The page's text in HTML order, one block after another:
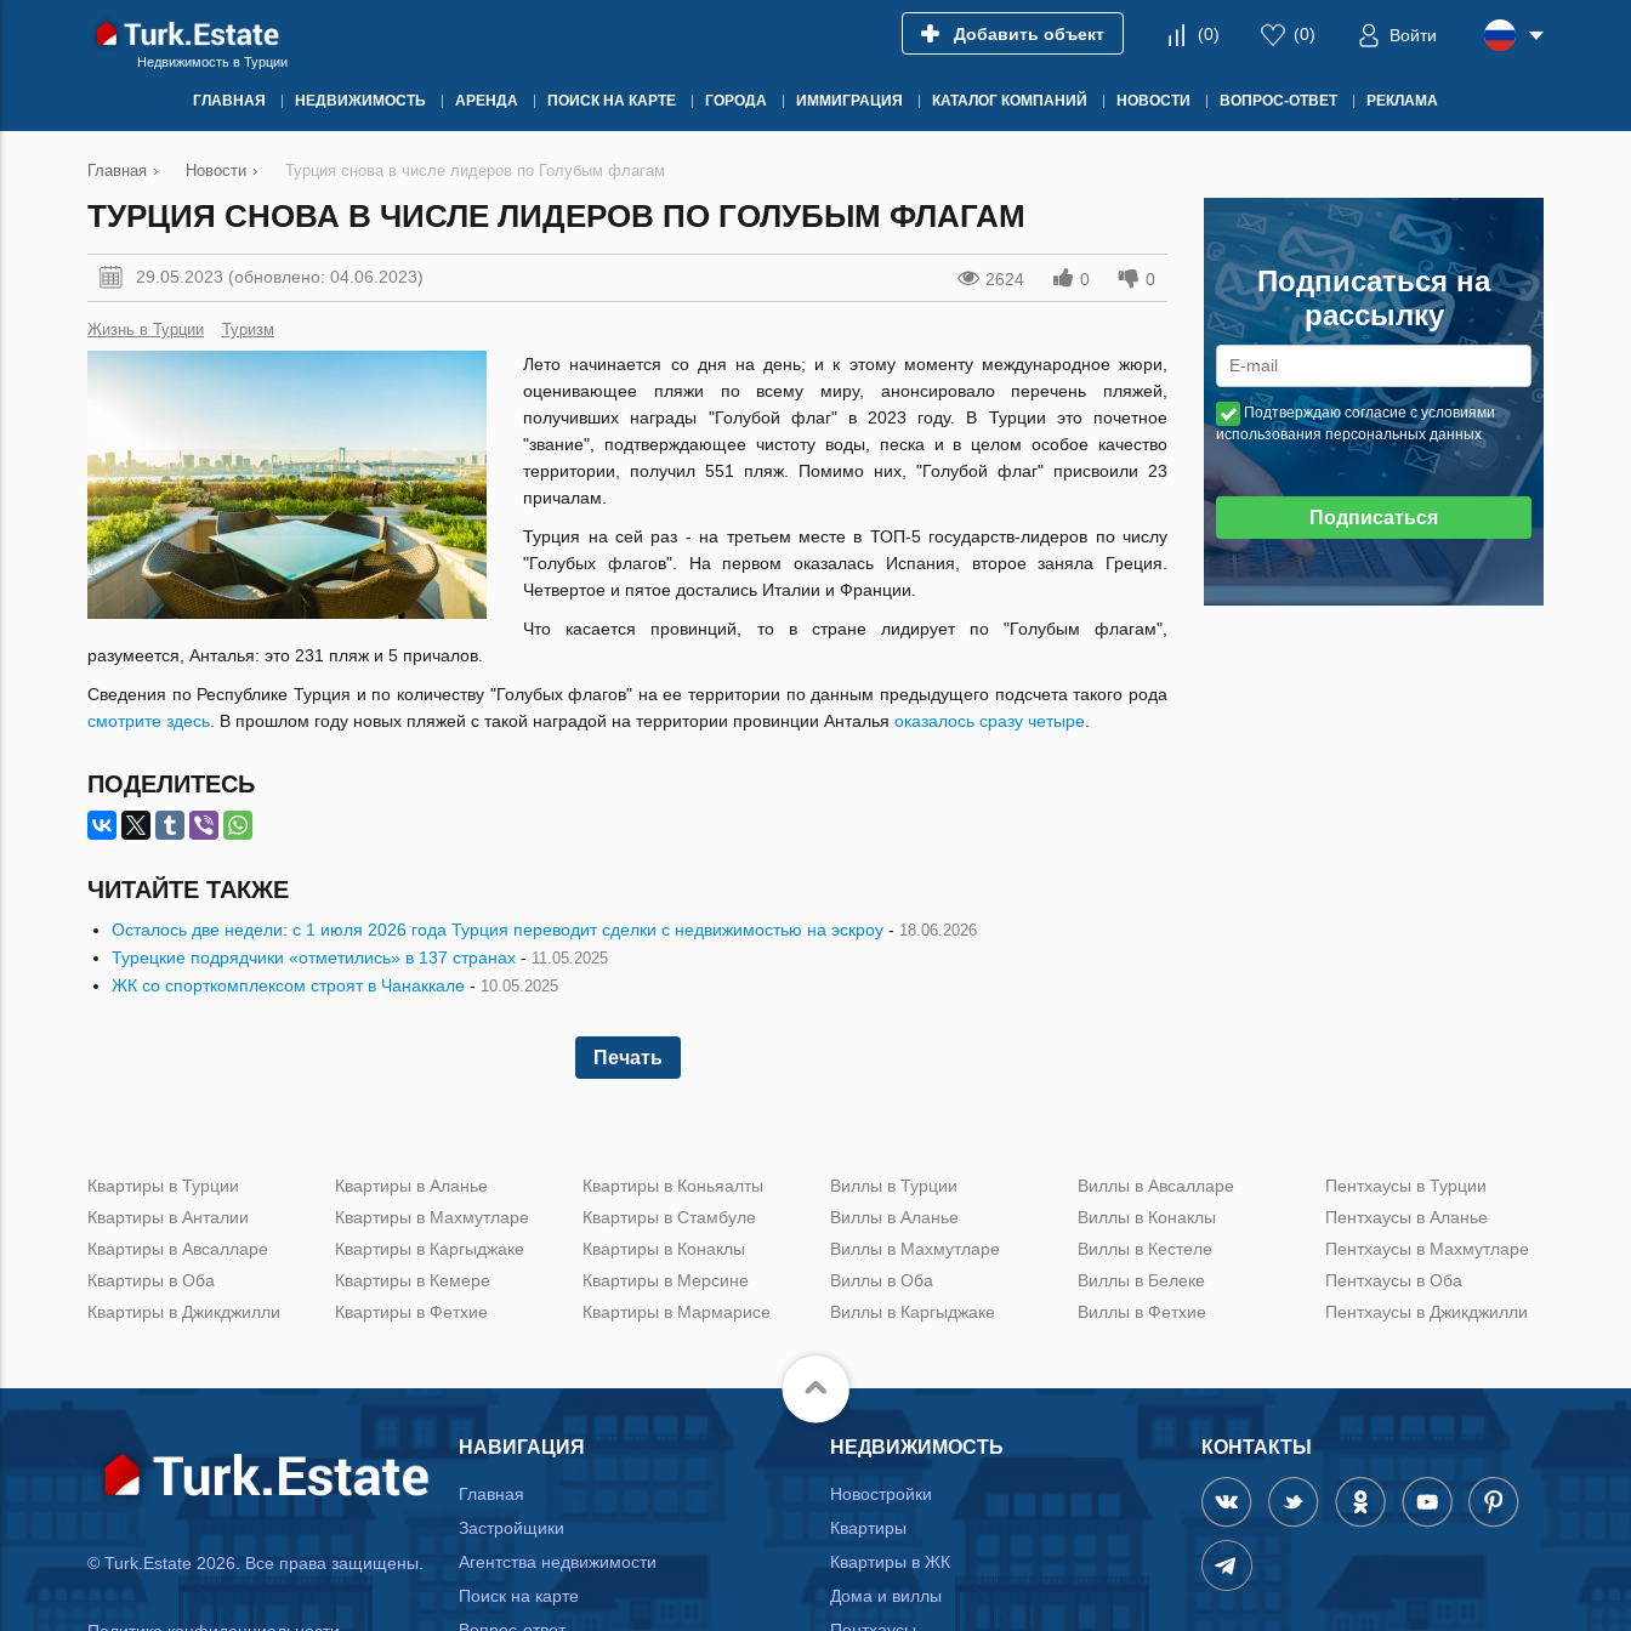
Недвижимость в Турции
Добавить объект (0) (0) Войти
ГЛАВНАЯ НЕДВИЖИМОСТЬ АРЕНДА ПОИСК НА КАРТЕ ГОРОДА ИММИГРАЦИЯ КАТАЛОГ КОМПАНИЙ НОВОСТИ ВОПРОС-ОТВЕТ РЕКЛАМА
Главная › Новости › Турция снова в числе лидеров по Голубым флагам
ТУРЦИЯ СНОВА В ЧИСЛЕ ЛИДЕРОВ ПО ГОЛУБЫМ ФЛАГАМ
29.05.2023 (обновлено: 04.06.2023) 2624 0 0
Жизнь в Турции Туризм
Лето начинается со дня на день; и к этому моменту международное жюри,
оценивающее пляжи по всему миру, анонсировало перечень пляжей,
получивших награды "Голубой флаг" в 2023 году. В Турции это почетное
"звание", подтверждающее чистоту воды, песка и в целом особое качество
территории, получил 551 пляж. Помимо них, "Голубой флаг" присвоили 23
причалам.
Турция на сей раз - на третьем месте в ТОП-5 государств-лидеров по числу
"Голубых флагов". На первом оказалась Испания, второе заняла Греция.
Четвертое и пятое достались Италии и Франции.
Что касается провинций, то в стране лидирует по "Голубым флагам",
разумеется, Анталья: это 231 пляж и 5 причалов.
Сведения по Республике Турция и по количеству "Голубых флагов" на ее территории по данным предыдущего подсчета такого рода
смотрите здесь . В прошлом году новых пляжей с такой наградой на территории провинции Анталья оказалось сразу четыре
ПОДЕЛИТЕСЬ
ЧИТАЙТЕ ТАКЖЕ
Осталось две недели: с 1 июля 2026 года Турция переводит сделки с недвижимостью на эскроу - 18.06.2026
Турецкие подрядчики «отметились» в 137 странах - 11.05.2025
ЖК со спорткомплексом строят в Чанаккале - 10.05.2025
Печать
Подписаться на
рассылку
Подтверждаю согласие с условиями
использования персональных данных
Подписаться
Квартиры в Турции
Квартиры в Анталии
Квартиры в Авсалларе
Квартиры в Оба
Квартиры в Джикджилли
Квартиры в Аланье
Квартиры в Махмутларе
Квартиры в Каргыджаке
Квартиры в Кемере
Квартиры в Фетхие
Квартиры в Коньяалты
Квартиры в Стамбуле
Квартиры в Конаклы
Квартиры в Мерсине
Квартиры в Мармарисе
Виллы в Турции
Виллы в Аланье
Виллы в Махмутларе
Виллы в Оба
Виллы в Каргыджаке
Виллы в Авсалларе
Виллы в Конаклы
Виллы в Кестеле
Виллы в Белеке
Виллы в Фетхие
Пентхаусы в Турции
Пентхаусы в Аланье
Пентхаусы в Махмутларе
Пентхаусы в Оба
Пентхаусы в Джикджилли
© Turk.Estate 2026. Все права защищены.
НАВИГАЦИЯ
Главная
Застройщики
Агентства недвижимости
Поиск на карте
НЕДВИЖИМОСТЬ
Новостройки
Квартиры
Квартиры в ЖК
Дома и виллы
КОНТАКТЫ